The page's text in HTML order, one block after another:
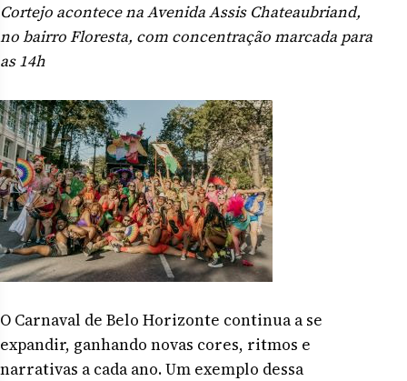
Cortejo acontece na Avenida Assis Chateaubriand,
no bairro Floresta, com concentração marcada para
as 14h
O Carnaval de Belo Horizonte continua a se
expandir, ganhando novas cores, ritmos e
narrativas a cada ano. Um exemplo dessa